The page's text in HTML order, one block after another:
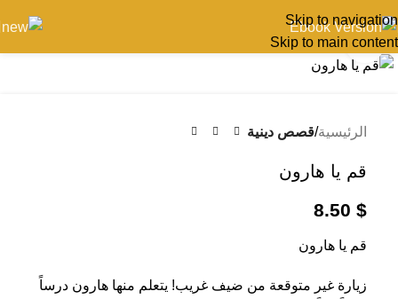
Skip to navigation
Skip to main content
اضغط للتكبير
الرئيسية قصص دينية
قم يا هارون
8.50 $
قم يا هارون
زيارة غير متوقعة من ضيف غريب! يتعلم منها هارون درساً